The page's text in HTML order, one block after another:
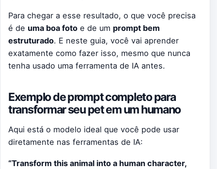
Para chegar a esse resultado, o que você precisa
é de uma boa foto e de um prompt bem
estruturado. E neste guia, você vai aprender
exatamente como fazer isso, mesmo que nunca
tenha usado uma ferramenta de IA antes.
Exemplo de prompt completo para
transformar seu pet em um humano
Aqui está o modelo ideal que você pode usar
diretamente nas ferramentas de IA:
“Transform this animal into a human character,